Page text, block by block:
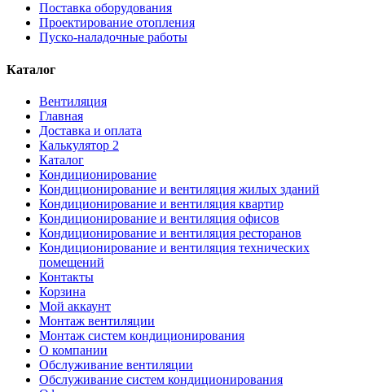
Поставка оборудования
Проектирование отопления
Пуско-наладочные работы
Каталог
Вентиляция
Главная
Доставка и оплата
Калькулятор 2
Каталог
Кондиционирование
Кондиционирование и вентиляция жилых зданий
Кондиционирование и вентиляция квартир
Кондиционирование и вентиляция офисов
Кондиционирование и вентиляция ресторанов
Кондиционирование и вентиляция технических
помещений
Контакты
Корзина
Мой аккаунт
Монтаж вентиляции
Монтаж систем кондиционирования
О компании
Обслуживание вентиляции
Обслуживание систем кондиционирования